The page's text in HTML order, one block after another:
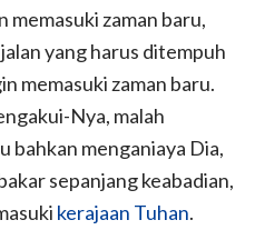
memasuki zaman baru,
yang harus ditempuh
memasuki zaman baru.
Nya, malah
bahkan menganiaya Dia,
sepanjang keabadian,
kerajaan Tuhan.